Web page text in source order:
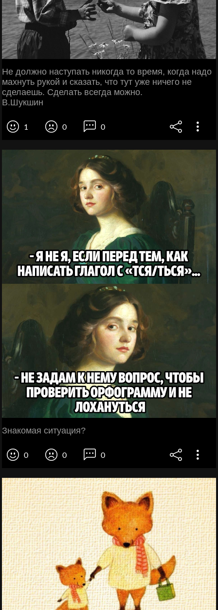
Не должно наступать никогда то время, когда надо
махнуть рукой и сказать, что тут уже ничего не
сделаешь. Сделать всегда можно.
В.Шукшин
1 0 0
Знакомая ситуация?
0 0 0